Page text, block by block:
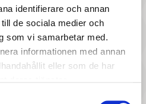
identifierare och annan
de sociala medier och
som vi samarbetar med.
informationen med annan
eller som de har
367 :-